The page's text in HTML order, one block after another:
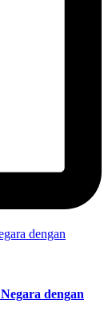
dengan